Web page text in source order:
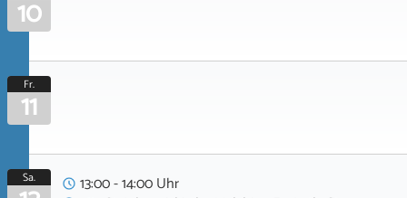
10
Fr.
11
Sa.
13:00 - 14:00 Uhr